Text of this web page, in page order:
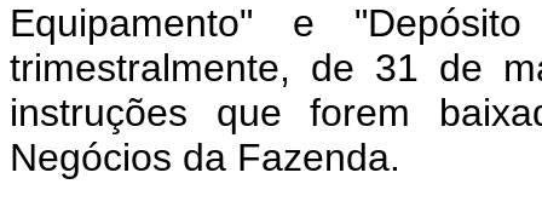
Equipamento" e
trimestralmente, de 31 de
instruções que forem
Negócios da Fazenda.